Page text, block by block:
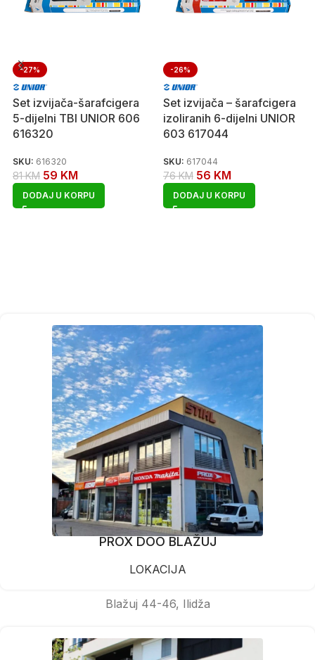
-27%
Set izvijača-šarafcigera
5-dijelni TBI UNIOR 606
616320
SKU: 616320
81KM 59 KM
DODAJ U KORPU
-26%
Set izvijača – šarafcigera
izoliranih 6-dijelni UNIOR
603 617044
SKU: 617044
76KM 56 KM
DODAJ U KORPU
PROX DOO BLAŽUJ
LOKACIJA
Blažuj 44-46, Ilidža